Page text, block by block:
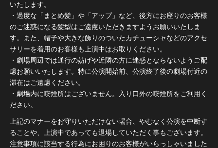
いたします。
・過度な「まとめ髪」や「アップ」など、後方にお座りのお客様
のご迷惑になる髪型はご遠慮いただきますようお願いいたしま
す。また、帽子や大きな飾りのついたカチューシャなどのアクセ
サリーを着用のお客様も上演中はお取りください。
・劇場周辺では通行の妨げや近隣の方に迷惑とならないようご配
慮お願いいたします。特に公演開始前、公演終了後の劇場付近の
滞在はご遠慮ください。
・劇場内に喫煙所はございません。入り口外の喫煙所をご利用く
ださい。
上記のマナーをお守りいただけない場合、やむなく公演を中断す
ることや、上演中であっても退場していただく事もございます。
注意事項に該当する行為にお困りのお客様がいらっしゃいました